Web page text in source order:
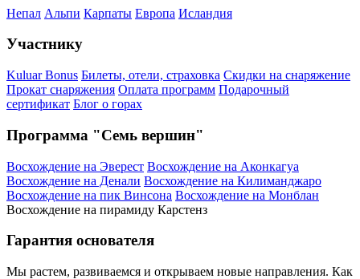
Непал Альпи Карпаты Европа Исландия
Участнику
Kuluar Bonus Билеты, отели, страховка Скидки на снаряжение
Прокат снаряжения Оплата программ Подарочный
сертификат Блог о горах
Программа "Семь вершин"
Восхождение на Эверест Восхождение на Аконкагуа
Восхождение на Денали Восхождение на Килиманджаро
Восхождение на пик Винсона Восхождение на Монблан
Восхождение на пирамиду Карстенз
Гарантия основателя
Мы растем, развиваемся и открываем новые направления. Как